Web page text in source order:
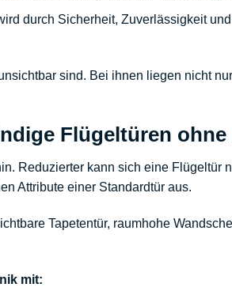
durch Sicherheit, Zuverlässigkeit
sind. Bei ihnen liegen nicht
Flügeltüren ohne
Reduzierter kann sich eine Flügeltür
Attribute einer Standardtür aus.
Tapetentür, raumhohe
mit: